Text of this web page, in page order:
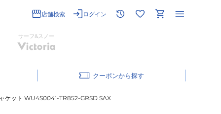
店舗検索 ログイン
サーフ&スノー
クーポン
ケット WU4S0041-TR852-GRSD SAX